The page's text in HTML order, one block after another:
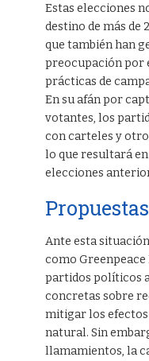
Estas elecciones
destino de más de
que también han
preocupación por
prácticas de
En su afán por
votantes, los
con carteles y
lo que resultará en
elecciones
Ante esta
como Greenpeace
partidos políticos
concretas sobre
mitigar los
natural. Sin
llamamientos, la